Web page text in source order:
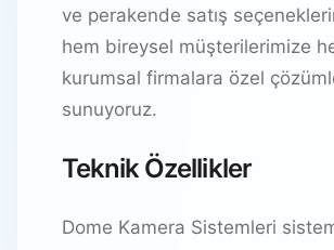
ve perakende satış
hem bireysel müşterilerimize
kurumsal firmalara özel
sunuyoruz.
Teknik Özellikler
Dome Kamera Sistemleri